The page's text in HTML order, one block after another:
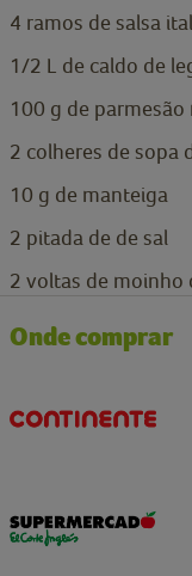
4 ramos de salsa
1/2 L de caldo de
100 g de parmesão
2 colheres de sopa
10 g de manteiga
2 pitada de de sal
2 voltas de moinho
Onde comprar